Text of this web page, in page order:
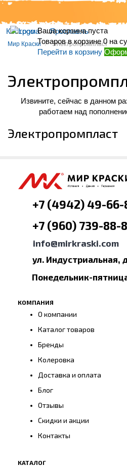
Ваша корзина пуста
Товаров в корзине0 на
Перейти в корзину
Кострома Ярославль
Мир Краски Электропромпласт
Извините, сейчас в данном
работаем над
Электропромпласт
+7 (4942) 49-66-
+7 (960) 739-88-
info@mirkraski.com
ул. Индустриальная,
Понедельник-
КОМПАНИЯ
О компании
Каталог товаров
Бренды
Колеровка
Доставка и оплата
Блог
Отзывы
Скидки и акции
Контакты
КАТАЛОГ